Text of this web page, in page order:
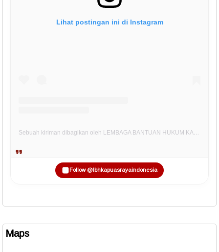
Lihat postingan ini di Instagram
Sebuah kiriman dibagikan oleh LEMBAGA BANTUAN HUKUM KAPUAS RAYA INDONESIA (@lbhkapuasrayaindonesia)
Follow @lbhkapuasrayaindonesia
Maps